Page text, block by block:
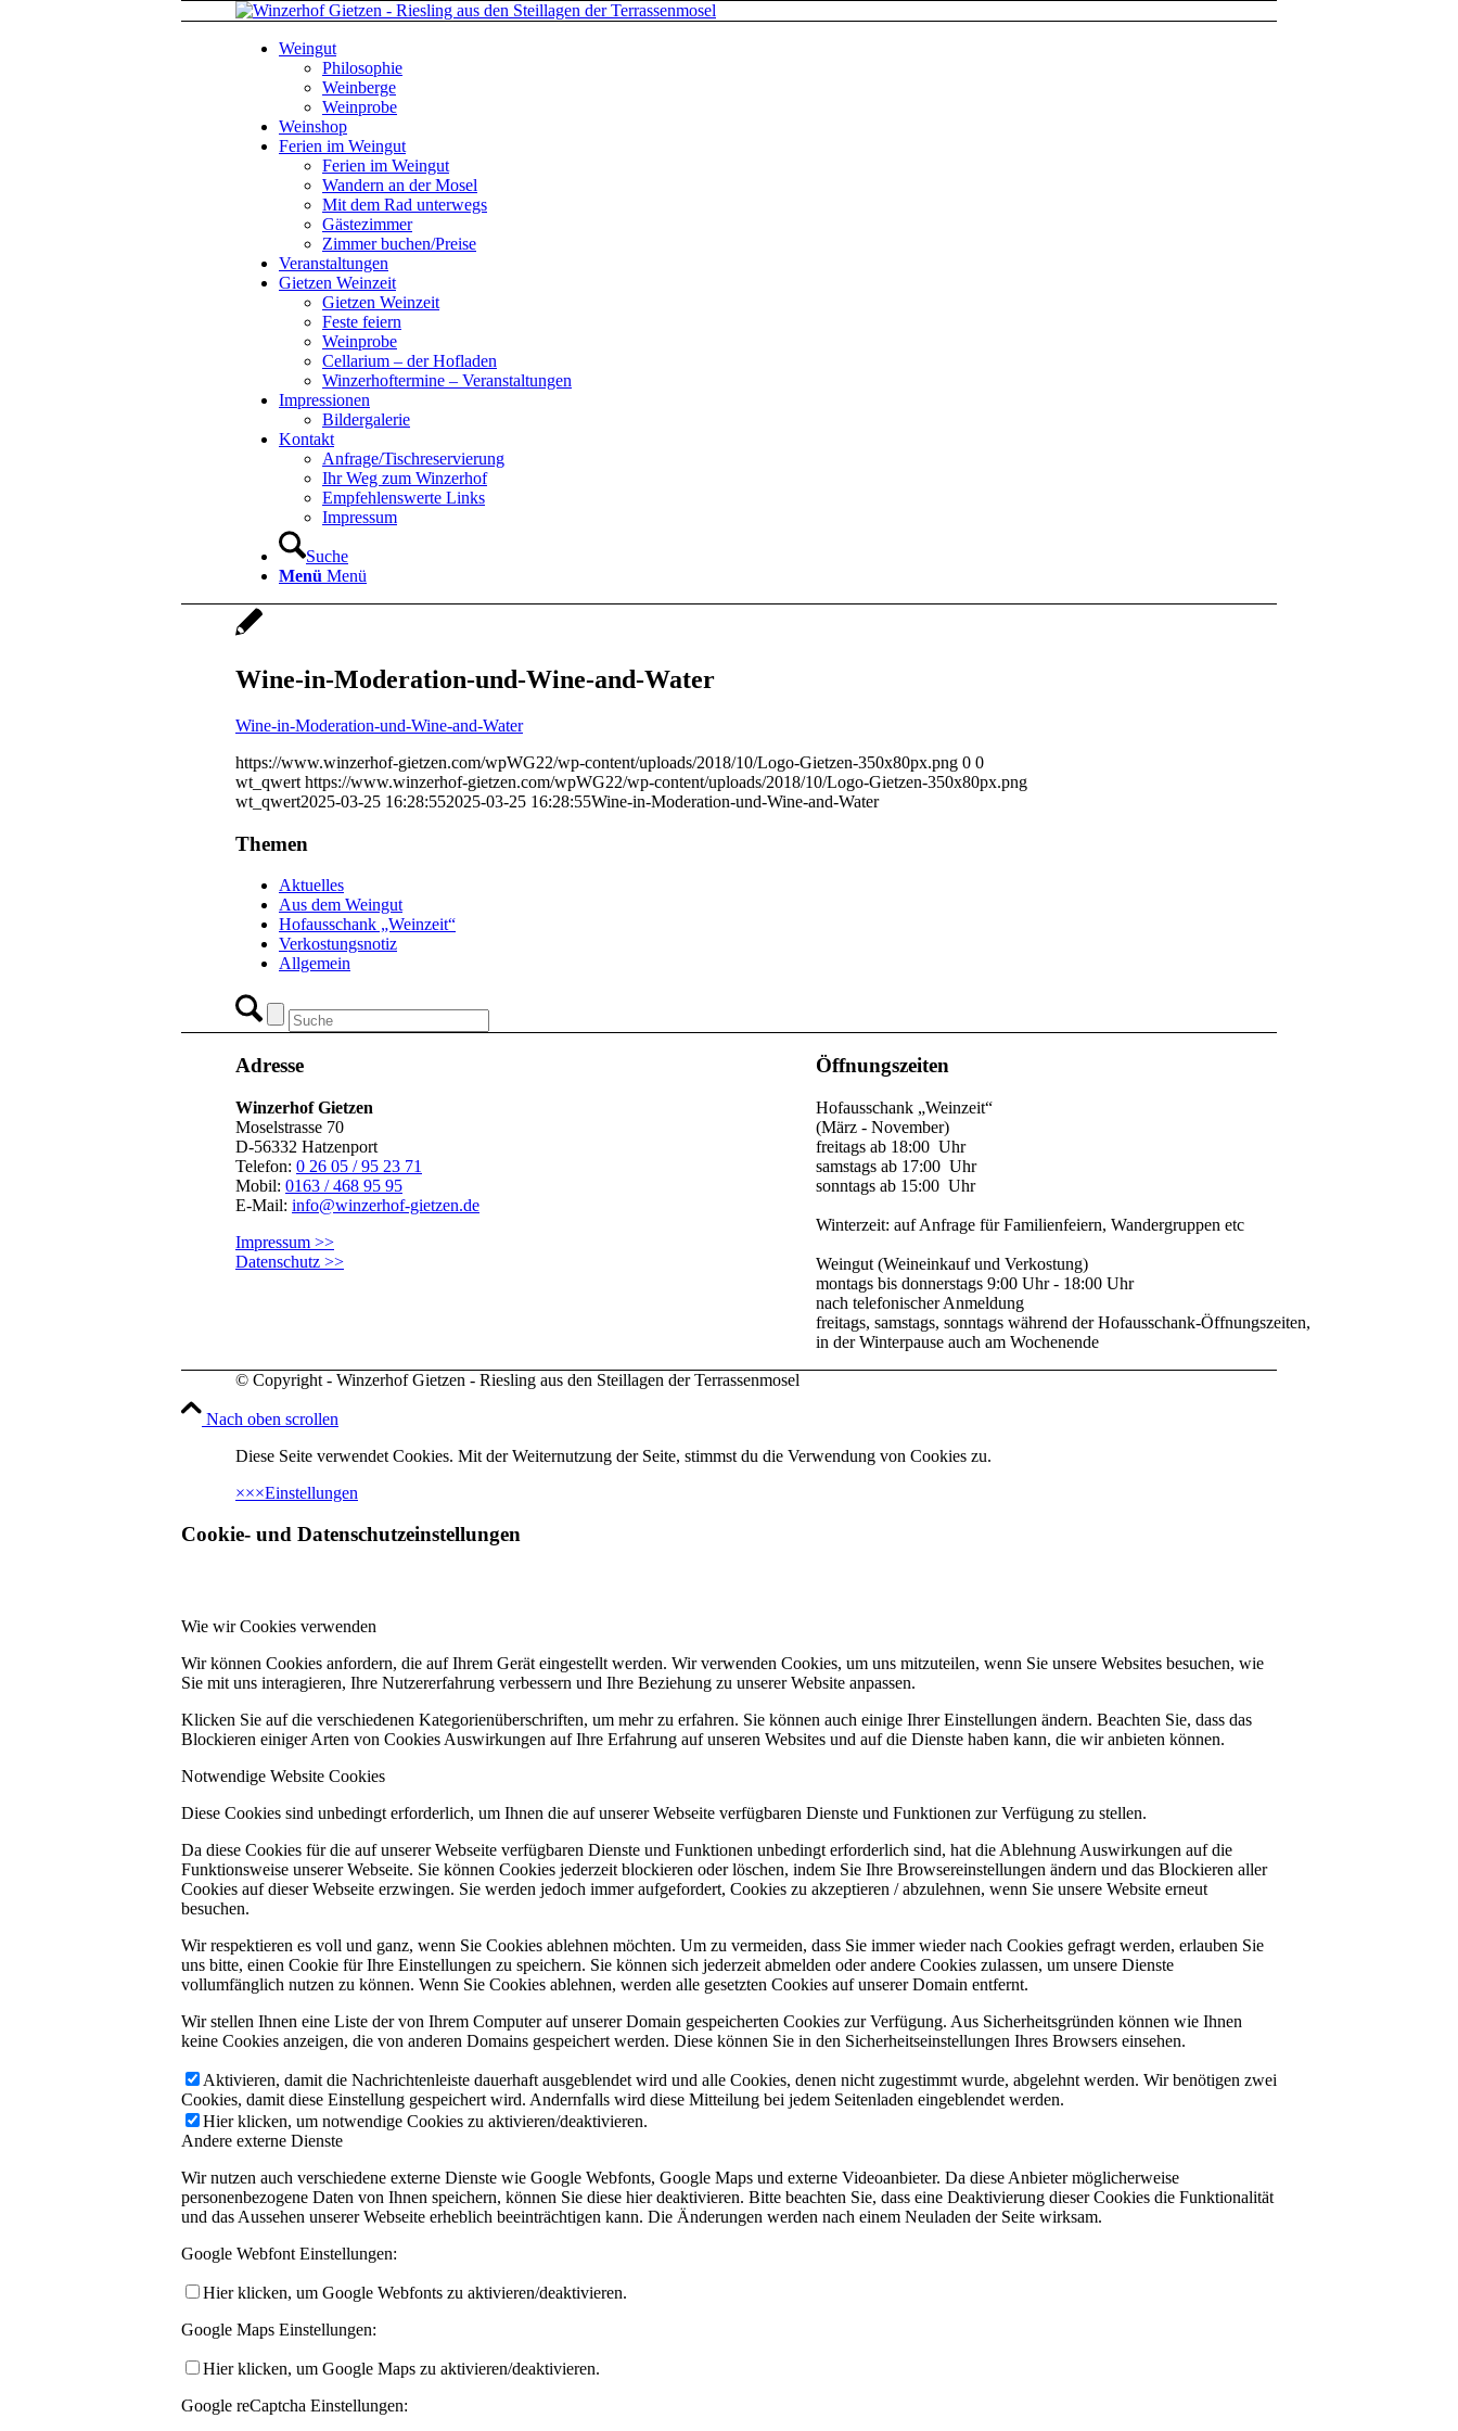
Weingut
Philosophie
Weinberge
Weinprobe
Weinshop
Ferien im Weingut
Ferien im Weingut
Wandern an der Mosel
Mit dem Rad unterwegs
Gästezimmer
Zimmer buchen/Preise
Veranstaltungen
Gietzen Weinzeit
Gietzen Weinzeit
Feste feiern
Weinprobe
Cellarium – der Hofladen
Winzerhoftermine – Veranstaltungen
Impressionen
Bildergalerie
Kontakt
Anfrage/Tischreservierung
Ihr Weg zum Winzerhof
Empfehlenswerte Links
Impressum
Suche
Menü Menü
Wine-in-Moderation-und-Wine-and-Water
Wine-in-Moderation-und-Wine-and-Water
https://www.winzerhof-gietzen.com/wpWG22/wp-content/uploads/2018/10/Logo-Gietzen-350x80px.png 0 0
wt_qwert https://www.winzerhof-gietzen.com/wpWG22/wp-content/uploads/2018/10/Logo-Gietzen-350x80px.png
wt_qwert2025-03-25 16:28:552025-03-25 16:28:55Wine-in-Moderation-und-Wine-and-Water
Themen
Aktuelles
Aus dem Weingut
Hofausschank „Weinzeit“
Verkostungsnotiz
Allgemein
Adresse
Winzerhof Gietzen
Moselstrasse 70
D-56332 Hatzenport
Telefon: 0 26 05 / 95 23 71
Mobil: 0163 / 468 95 95
E-Mail: info@winzerhof-gietzen.de
Impressum >>
Datenschutz >>
Öffnungszeiten
Hofausschank „Weinzeit“
(März - November)
freitags ab 18:00 Uhr
samstags ab 17:00 Uhr
sonntags ab 15:00 Uhr
Winterzeit: auf Anfrage für Familienfeiern, Wandergruppen etc
Weingut (Weineinkauf und Verkostung)
montags bis donnerstags 9:00 Uhr - 18:00 Uhr
nach telefonischer Anmeldung
freitags, samstags, sonntags während der Hofausschank-Öffnungszeiten,
in der Winterpause auch am Wochenende
© Copyright - Winzerhof Gietzen - Riesling aus den Steillagen der Terrassenmosel
Nach oben scrollen
Diese Seite verwendet Cookies. Mit der Weiternutzung der Seite, stimmst du die Verwendung von Cookies zu.
×××Einstellungen
Cookie- und Datenschutzeinstellungen
Wie wir Cookies verwenden
Wir können Cookies anfordern, die auf Ihrem Gerät eingestellt werden. Wir verwenden Cookies, um uns mitzuteilen, wenn Sie unsere Websites besuchen, wie
Sie mit uns interagieren, Ihre Nutzererfahrung verbessern und Ihre Beziehung zu unserer Website anpassen.
Klicken Sie auf die verschiedenen Kategorienüberschriften, um mehr zu erfahren. Sie können auch einige Ihrer Einstellungen ändern. Beachten Sie, dass das
Blockieren einiger Arten von Cookies Auswirkungen auf Ihre Erfahrung auf unseren Websites und auf die Dienste haben kann, die wir anbieten können.
Notwendige Website Cookies
Diese Cookies sind unbedingt erforderlich, um Ihnen die auf unserer Webseite verfügbaren Dienste und Funktionen zur Verfügung zu stellen.
Da diese Cookies für die auf unserer Webseite verfügbaren Dienste und Funktionen unbedingt erforderlich sind, hat die Ablehnung Auswirkungen auf die
Funktionsweise unserer Webseite. Sie können Cookies jederzeit blockieren oder löschen, indem Sie Ihre Browsereinstellungen ändern und das Blockieren aller
Cookies auf dieser Webseite erzwingen. Sie werden jedoch immer aufgefordert, Cookies zu akzeptieren / abzulehnen, wenn Sie unsere Website erneut
besuchen.
Wir respektieren es voll und ganz, wenn Sie Cookies ablehnen möchten. Um zu vermeiden, dass Sie immer wieder nach Cookies gefragt werden, erlauben Sie
uns bitte, einen Cookie für Ihre Einstellungen zu speichern. Sie können sich jederzeit abmelden oder andere Cookies zulassen, um unsere Dienste
vollumfänglich nutzen zu können. Wenn Sie Cookies ablehnen, werden alle gesetzten Cookies auf unserer Domain entfernt.
Wir stellen Ihnen eine Liste der von Ihrem Computer auf unserer Domain gespeicherten Cookies zur Verfügung. Aus Sicherheitsgründen können wie Ihnen
keine Cookies anzeigen, die von anderen Domains gespeichert werden. Diese können Sie in den Sicherheitseinstellungen Ihres Browsers einsehen.
Aktivieren, damit die Nachrichtenleiste dauerhaft ausgeblendet wird und alle Cookies, denen nicht zugestimmt wurde, abgelehnt werden. Wir benötigen zwei
Cookies, damit diese Einstellung gespeichert wird. Andernfalls wird diese Mitteilung bei jedem Seitenladen eingeblendet werden.
Hier klicken, um notwendige Cookies zu aktivieren/deaktivieren.
Andere externe Dienste
Wir nutzen auch verschiedene externe Dienste wie Google Webfonts, Google Maps und externe Videoanbieter. Da diese Anbieter möglicherweise
personenbezogene Daten von Ihnen speichern, können Sie diese hier deaktivieren. Bitte beachten Sie, dass eine Deaktivierung dieser Cookies die Funktionalität
und das Aussehen unserer Webseite erheblich beeinträchtigen kann. Die Änderungen werden nach einem Neuladen der Seite wirksam.
Google Webfont Einstellungen:
Hier klicken, um Google Webfonts zu aktivieren/deaktivieren.
Google Maps Einstellungen:
Hier klicken, um Google Maps zu aktivieren/deaktivieren.
Google reCaptcha Einstellungen: